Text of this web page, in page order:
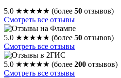
5.0 ★★★★★ (более 50 отзывов)
Смотреть все отзывы
5.0 ★★★★★ (более 50 отзывов)
Смотреть все отзывы
5.0 ★★★★★ (более 200 отзывов)
Смотреть все отзывы